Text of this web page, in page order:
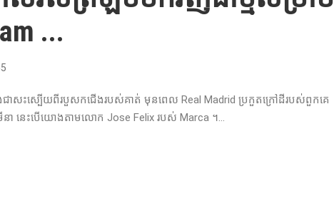
...
ងជាសះស្បើយពីរបួសកជើងរបស់គាត់ មុនពេល Real Madrid ប្រកួតក្រៅដីរបស់ពួកគេ
នា នេះបើយោងតាមលោក Jose Felix របស់ Marca ។...